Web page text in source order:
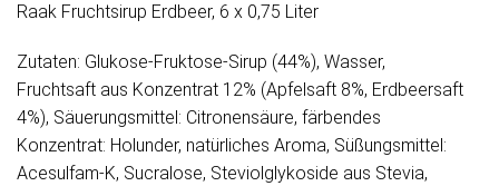
Raak Fruchtsirup Erdbeer, 6 x 0,75 Liter
Zutaten: Glukose-Fruktose-Sirup (44%), Wasser,
Fruchtsaft aus Konzentrat 12% (Apfelsaft 8%, Erdbeersaft
4%), Säuerungsmittel: Citronensäure, färbendes
Konzentrat: Holunder, natürliches Aroma, Süßungsmittel:
Acesulfam-K, Sucralose, Steviolglykoside aus Stevia,